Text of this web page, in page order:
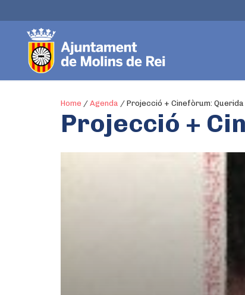
Home / Agenda / Projecció + Cinefòrum: Querida
Projecció +